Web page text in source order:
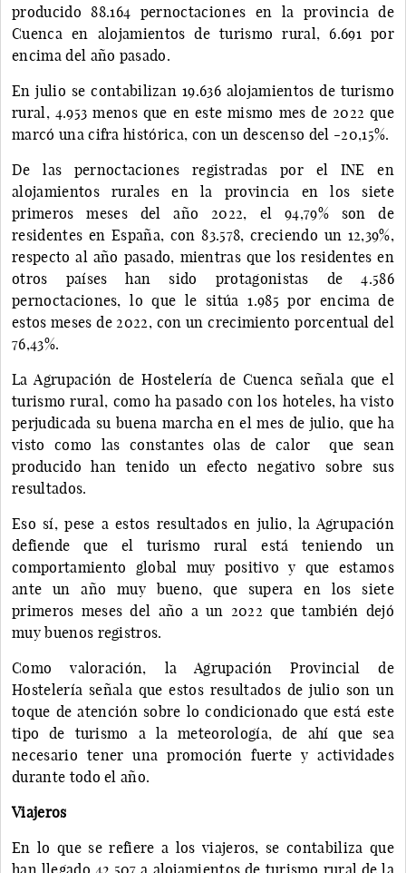
producido 88.164 pernoctaciones en la provincia de
Cuenca en alojamientos de turismo rural, 6.691 por
encima del año pasado.
En julio se contabilizan 19.636 alojamientos de turismo
rural, 4.953 menos que en este mismo mes de 2022 que
marcó una cifra histórica, con un descenso del -20,15%.
De las pernoctaciones registradas por el INE en
alojamientos rurales en la provincia en los siete
primeros meses del año 2022, el 94,79% son de
residentes en España, con 83.578, creciendo un 12,39%,
respecto al año pasado, mientras que los residentes en
otros países han sido protagonistas de 4.586
pernoctaciones, lo que le sitúa 1.985 por encima de
estos meses de 2022, con un crecimiento porcentual del
76,43%.
La Agrupación de Hostelería de Cuenca señala que el
turismo rural, como ha pasado con los hoteles, ha visto
perjudicada su buena marcha en el mes de julio, que ha
visto como las constantes olas de calor que sean
producido han tenido un efecto negativo sobre sus
resultados.
Eso sí, pese a estos resultados en julio, la Agrupación
defiende que el turismo rural está teniendo un
comportamiento global muy positivo y que estamos
ante un año muy bueno, que supera en los siete
primeros meses del año a un 2022 que también dejó
muy buenos registros.
Como valoración, la Agrupación Provincial de
Hostelería señala que estos resultados de julio son un
toque de atención sobre lo condicionado que está este
tipo de turismo a la meteorología, de ahí que sea
necesario tener una promoción fuerte y actividades
durante todo el año.
Viajeros
En lo que se refiere a los viajeros, se contabiliza que
han llegado 42.507 a alojamientos de turismo rural de la